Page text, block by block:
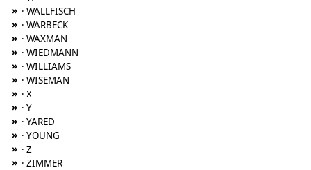
» · WALLFISCH
» · WARBECK
» · WAXMAN
» · WIEDMANN
» · WILLIAMS
» · WISEMAN
» · X
» · Y
» · YARED
» · YOUNG
» · Z
» · ZIMMER